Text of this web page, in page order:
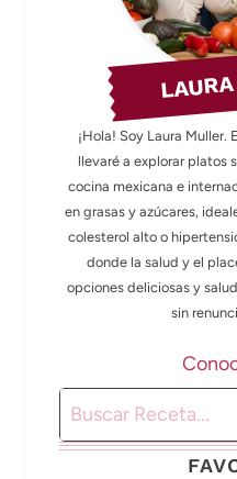
¡Hola! Soy Laura Muller.
llevaré a explorar platos
cocina mexicana e
en grasas y azúcares,
colesterol alto o
donde la salud y el
opciones deliciosas y
sin
Buscar